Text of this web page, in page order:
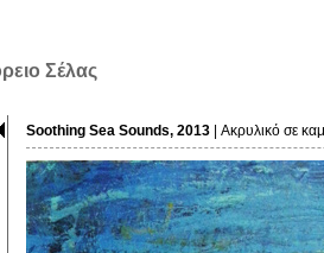
Σέλας
Soothing Sea Sounds, 2013 | Ακρυλικό σε